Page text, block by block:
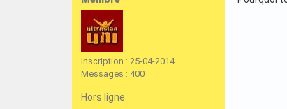
Inscription : 25-04-2014
Messages : 400
Hors ligne